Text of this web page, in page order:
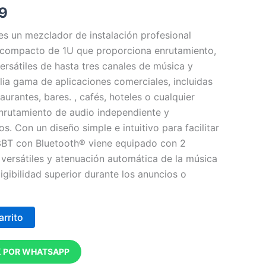
un mezclador de instalación profesional
de 1U que proporciona enrutamiento,
de hasta tres canales de música y
gama de aplicaciones comerciales, incluidas
bares. , cafés, hoteles o cualquier
de audio independiente y
Con un diseño simple e intuitivo para facilitar
con Bluetooth® viene equipado con 2
y atenuación automática de la música
superior durante los anuncios o
WHATSAPP